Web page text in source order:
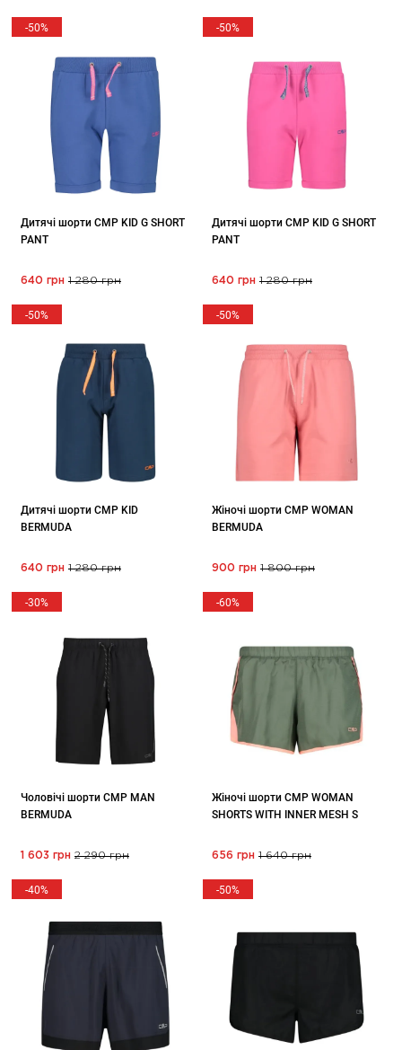
-50%
Дитячі шорти CMP KID G SHORT
PANT
640 грн 1 280 грн
-50%
Дитячі шорти CMP KID G SHORT
PANT
640 грн 1 280 грн
-50%
Дитячі шорти CMP KID
BERMUDA
640 грн 1 280 грн
-50%
Жіночі шорти CMP WOMAN
BERMUDA
900 грн 1 800 грн
-30%
Чоловічі шорти CMP MAN
BERMUDA
1 603 грн 2 290 грн
-60%
Жіночі шорти CMP WOMAN
SHORTS WITH INNER MESH S
656 грн 1 640 грн
-40% -50%